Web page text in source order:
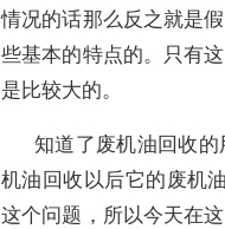
情况的话那么反之就是
些基本的特点的。只有
是比较大的。
知道了废机油回收
机油回收以后它的废机
这个问题，所以今天在